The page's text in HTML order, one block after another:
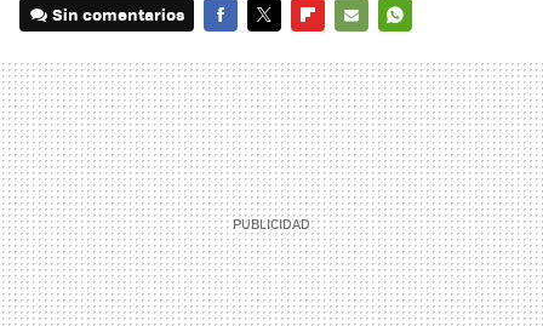
Sin comentarios
MAIL